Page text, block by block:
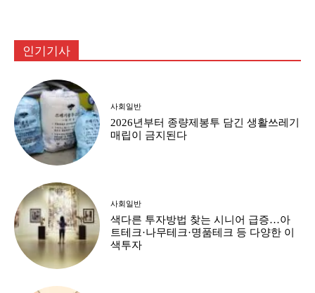
인기기사
사회일반
2026년부터 종량제봉투 담긴 생활쓰레기
매립이 금지된다
사회일반
색다른 투자방법 찾는 시니어 급증…아
트테크·나무테크·명품테크 등 다양한 이
색투자